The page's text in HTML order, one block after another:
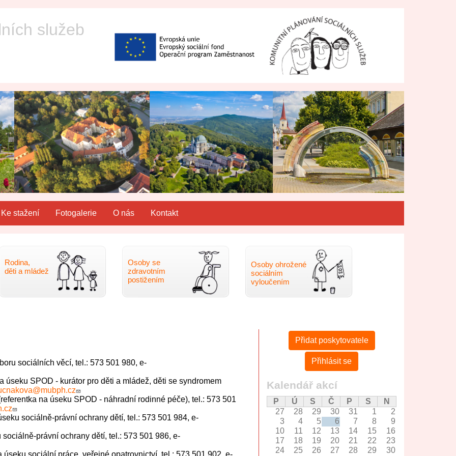
služeb
Ke stažení Fotogalerie O nás Kontakt
Rodina,
děti a mládež
Osoby se
zdravotním
postižením
Osoby ohrožené
sociálním
vyloučením
sociálních věcí, tel.: 573 501 980, e-
úseku SPOD - kurátor pro děti a mládež, děti se syndromem
na úseku SPOD - náhradní rodinné péče), tel.: 573 501
sociálně-právní ochrany dětí, tel.: 573 501 984, e-
sociálně-právní ochrany dětí, tel.: 573 501 986, e-
úseku sociální práce, veřejné opatrovnictví, tel.: 573 501 902, e-
MohloPřidat poskytovatele
Přihlásit se
Kalendář akcí
P Ú S Č P S
N
27
28 29 30 31 1
2
3
4 5 6 7 8
9
10
11 12 13 14 15
16
17
18 19 20 21 22
23
24
25 26 27 28 29
30